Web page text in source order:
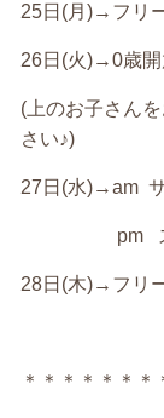
25日 (月 )→ フリ
26日 (火)→0歳
( 上のお子さん
さい♪)
27 日 (水)→am
pm
28日 (木)→ フリ
＊＊＊＊＊＊＊